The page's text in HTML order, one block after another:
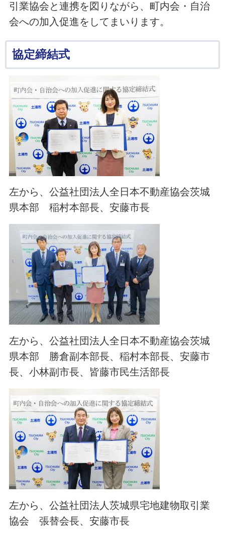
引業協会と連携を図りながら、町内会・自治
会への加入促進をしてまいります。
協定締結式
左から、公益社団法人全日本不動産協会茨城
県本部 稲村本部長、安藤市長
左から、公益社団法人全日本不動産協会茨城
県本部 勝倉副本部長、稲村本部長、安藤市
長、小林副市長、皆藤市民生活部長
左から、公益社団法人茨城県宅地建物取引業
協会 張替会長、安藤市長